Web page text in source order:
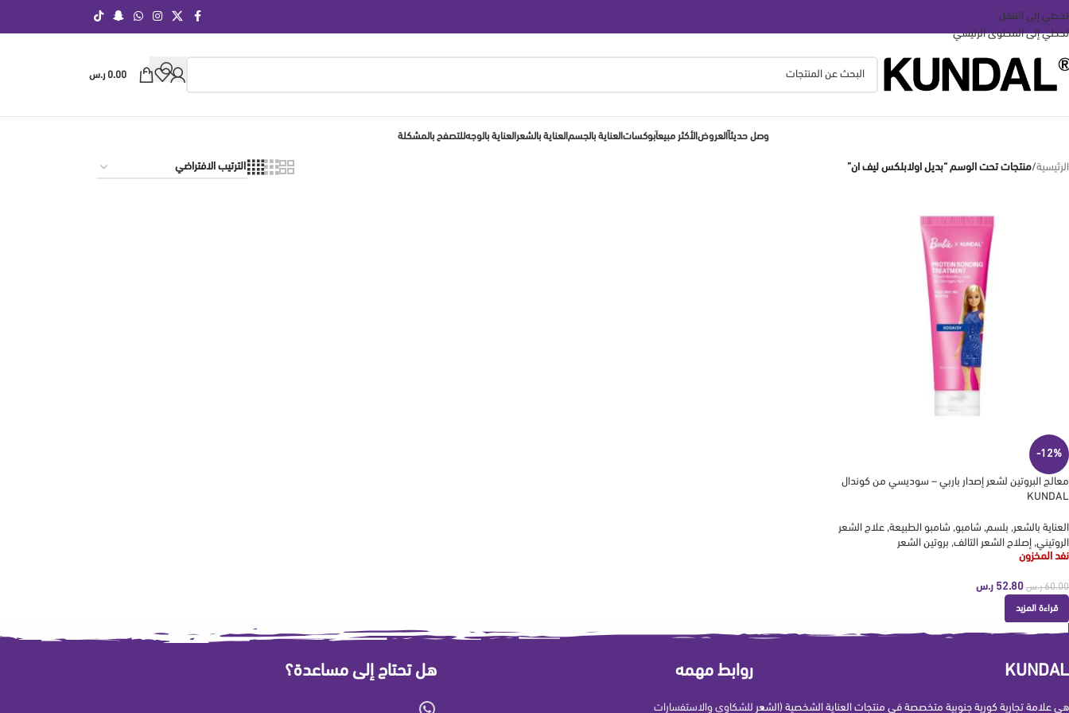
تخطي إلى التنقل
تخطي إلى المحتوى الرئيسي
0.00 ر.س
وصل حديثاً العروض الأكثر مبيعاَبوكسات العناية بالجسم العناية بالشعر العناية بالوجهللتصفح بالمشكلة
الرئيسية/منتجات تحت الوسم “بديل اولابلكس ليف ان”
-12%
معالج البروتين لشعر إصدار باربي – سوديسي من كوندال
KUNDAL
العناية بالشعر, بلسم, شامبو, شامبو الطبيعة, علاج الشعر
الروتيني, إصلاح الشعر التالف, بروتين الشعر
نفد المخزون
60.00 ر.س 52.80 ر.س
قراءة المزيد
KUNDAL
هي علامة تجارية كورية جنوبية متخصصة في منتجات العناية الشخصية (الشعر
روابط مهمه
للشكاوي والاستفسارات
هل تحتاج إلى مساعدة؟